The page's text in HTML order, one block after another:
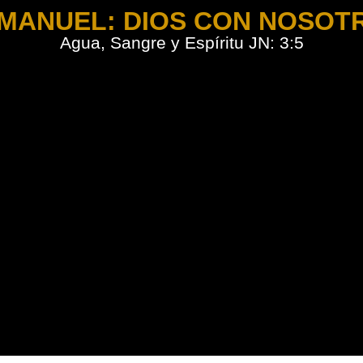
DIOS CON
Agua, Sangre y Espíritu JN: 3:5